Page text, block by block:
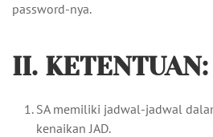
password-nya.
II. KETENTUAN:
SA memiliki jadwal-jadwal
kenaikan JAD.